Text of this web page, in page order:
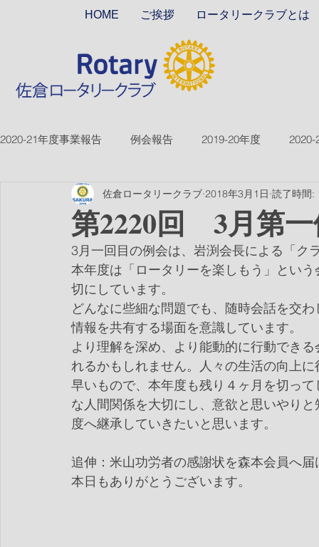
HOME ご挨拶 ロータリークラブとは
2020-21年度事業報告 例会報告 2019-20年度 2020-
2018-19ver2 2017-18ver2 2021-22年度
2026-27年度
第2220回 3月第
佐倉ロータリークラブ 2018年3月1日 読了時間:
3月一回目の例会は、岩渕会長による「ク
本年度は「ロータリーを楽しもう」とい
切にしています。
どんなに些細な問題でも、随時会話を交
情報を共有する場面を意識しています。
より理解を深め、より能動的に行動でき
れるかもしれません。人々の生活の向上
早いもので、本年度も残り４ヶ月を切っ
な人間関係を大切にし、意欲と思いやり
度へ継承していきたいと思います。
追伸：米山功労者の感謝状を森本会員へ
本日もありがとうございます。